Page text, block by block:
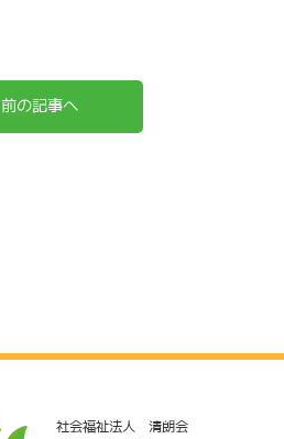
前の記事へ
社会福祉法人 清朗会